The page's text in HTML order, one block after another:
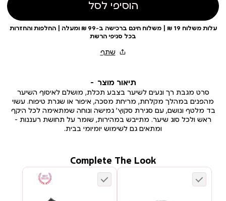
הוסיפי לסל
עלות משלוח 19 ₪ | משלוח חינם ברכישה ב-99 ₪ ומעלה | החלפות והחזרות
בכל סניפי הרשת
תיאור מוצר
סרט מגבת רך ונעים לשיער בצבע תכלת, מושלם לאיסוף השיער
מהפנים במהלך מקלחת, מריחת מסכה, איפור או שגרת טיפוח. עשוי
בד מלטף ונושם, עם סגירת סקוץ’ גמישה ונוחה שמתאימה לכל היקף
ראש ולכל סוג שיער. מתייבש במהירות, שומר על תחושת רעננות –
ומתאים גם לשימוש יומיומי בבית.
Complete The Look